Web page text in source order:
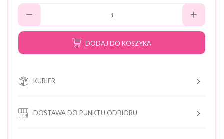
DODAJ DO KOSZYKA
KURIER
DOSTAWA DO PUNKTU ODBIORU